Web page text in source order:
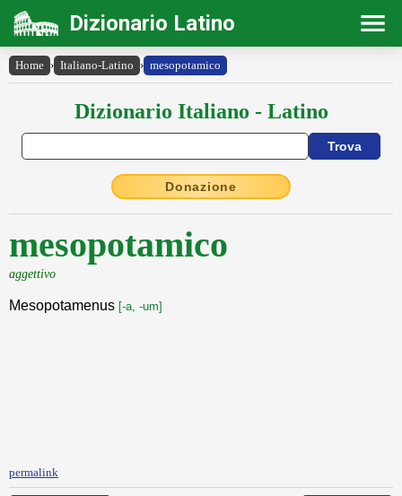
Dizionario Latino
Home › Italiano-Latino › mesopotamico
Dizionario Italiano - Latino
Donazione
mesopotamico
aggettivo
Mesopotamenus [-a, -um]
permalink